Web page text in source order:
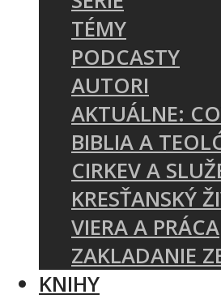
TÉMY
PODCASTY
AUTORI
AKTUÁLNE:
BIBLIA A
CIRKEV A
KRESŤANSKÝ
VIERA A PRÁCA
ZAKLADANIE
KNIHY